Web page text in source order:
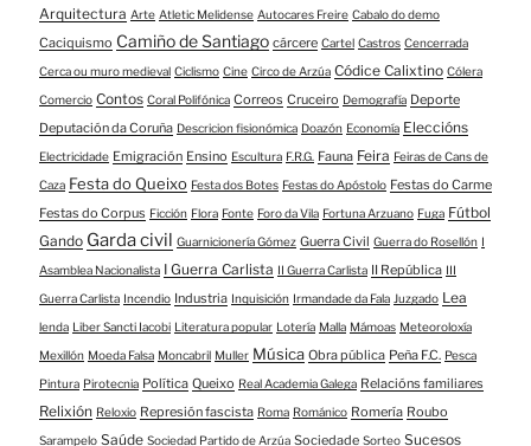
Arquitectura Arte Atletic Melidense Autocares Freire Cabalo do demo
Caciquismo Camiño de Santiago cárcere Cartel Castros Cencerrada
Cerca ou muro medieval Ciclismo Cine Circo de Arzúa Códice Calixtino Cólera
Comercio Contos Coral Polifónica Correos Cruceiro Demografía Deporte
Deputación da Coruña Descricion fisionómica Doazón Economía Eleccións
Electricidade Emigración Ensino Escultura F.R.G. Fauna Feira Feiras de Cans de
Caza Festa do Queixo Festa dos Botes Festas do Apóstolo Festas do Carme
Festas do Corpus Ficción Flora Fonte Foro da Vila Fortuna Arzuano Fuga Fútbol
Gando Garda civil Guarnicionería Gómez Guerra Civil Guerra do Rosellón I
Asamblea Nacionalista I Guerra Carlista II Guerra Carlista II República III
Guerra Carlista Incendio Industria Inquisición Irmandade da Fala Juzgado Lea
lenda Liber Sancti Iacobi Literatura popular Lotería Malla Mámoas Meteoroloxía
Mexillón Moeda Falsa Moncabril Muller Música Obra pública Peña F.C. Pesca
Pintura Pirotecnia Política Queixo Real Academia Galega Relacións familiares
Relixión Reloxio Represión fascista Roma Románico Romería Roubo
Sarampelo Saúde Sociedad Partido de Arzúa Sociedade Sorteo Sucesos